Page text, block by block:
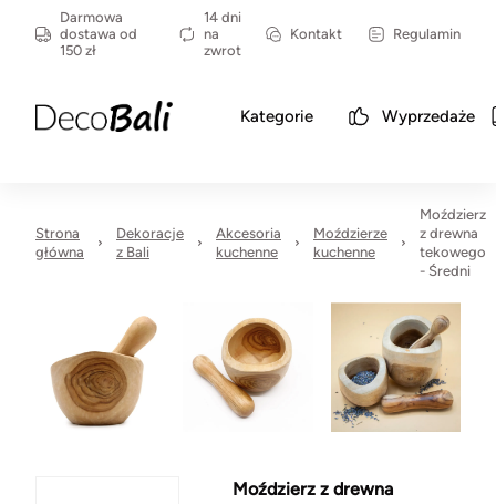
Darmowa
dostawa od
150 zł
14 dni
na
zwrot
Kontakt Regulamin
Kategorie Wyprzedaże
Strona
główna
Dekoracje
z Bali
Akcesoria
kuchenne
Moździerze
kuchenne
Moździerz
z drewna
tekowego
- Średni
Moździerz z drewna